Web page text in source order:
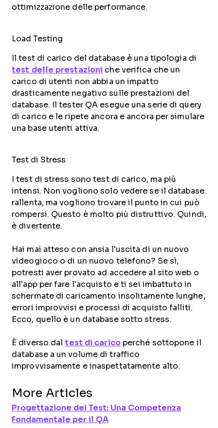
ottimizzazione delle performance.
Load Testing
Il test di carico del database è una tipologia di
test delle prestazioni che verifica che un
carico di utenti non abbia un impatto
drasticamente negativo sulle prestazioni del
database. Il tester QA esegue una serie di query
di carico e le ripete ancora e ancora per simulare
una base utenti attiva.
Test di Stress
I test di stress sono test di carico, ma più
intensi. Non vogliono solo vedere se il database
rallenta, ma vogliono trovare il punto in cui può
rompersi. Questo è molto più distruttivo. Quindi,
è divertente.
Hai mai atteso con ansia l'uscita di un nuovo
videogioco o di un nuovo telefono? Se sì,
potresti aver provato ad accedere al sito web o
all'app per fare l'acquisto e ti sei imbattuto in
schermate di caricamento insolitamente lunghe,
errori improvvisi e processi di acquisto falliti.
Ecco, quello è un database sotto stress.
È diverso daltest di caricoperché sottopone il
database a un volume di traffico
improvvisamente e inaspettatamente alto.
More Articles
Progettazione dei Test: Una Competenza
Fondamentale per il QA